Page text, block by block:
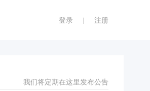
登录 | 注册
我们将定期在这里发布公告